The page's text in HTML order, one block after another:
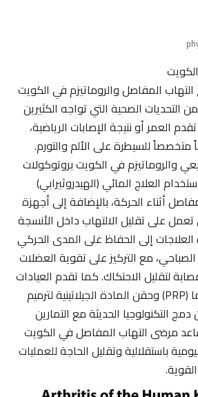
المفاصل والروماتيزم في الكويت
الصحية التي تواجه الكثيرين
أو نتيجة الإصابات الرياضية،
للسيطرة على الألم والتورم.
والروماتيزم في الكويت بروتوكولات
العلاج المائي (الهيدروثيرابي)
أثناء الحركة، بالإضافة إلى أجهزة
على تقليل الالتهاب داخل الأنسجة
إلى الحفاظ على المدى الحركي
مع التركيز على تقوية العضلات
لتقليل الاحتكاك. كما تقدم العيادات
في الكويت حقن البلازما (PRP) وحقن المادة الجيلاتينية لترميم
التكنولوجيا الحديثة مع التمارين
مرضى التهاب المفاصل في الكويت
باستقلالية وتقليل الحاجة للعمليات